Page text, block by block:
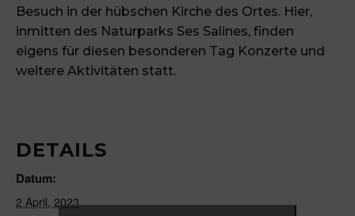
Besuch in der hübschen Kirche des Ortes. Hier,
inmitten des Naturparks Ses Salines, finden
eigens für diesen besonderen Tag Konzerte und
weitere Aktivitäten statt.
DETAILS
Datum:
2 April, 2023